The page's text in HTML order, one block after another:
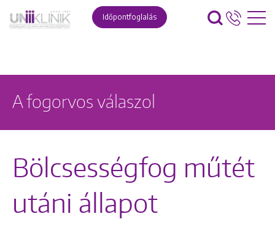
Időpontfoglalás
A fogorvos válaszol
Bölcsességfog műtét
utáni állapot